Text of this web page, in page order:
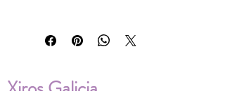
Xiros Galicia